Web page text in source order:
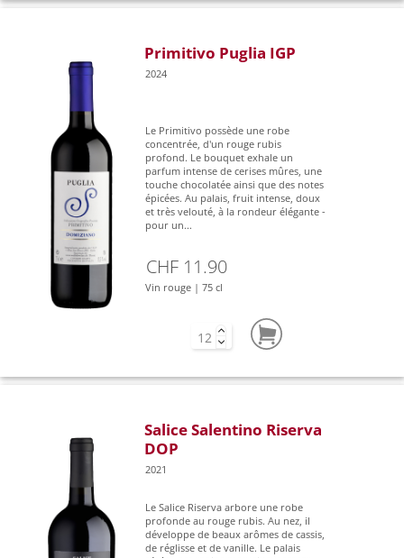
Primitivo Puglia IGP
2024
Le Primitivo possède une robe
concentrée, d'un rouge rubis
profond. Le bouquet exhale un
parfum intense de cerises mûres, une
touche chocolatée ainsi que des notes
épicées. Au palais, fruit intense, doux
et très velouté, à la rondeur élégante -
pour un...
CHF 11.90
Vin rouge | 75 cl
Salice Salentino Riserva
DOP
2021
Le Salice Riserva arbore une robe
profonde au rouge rubis. Au nez, il
développe de beaux arômes de cassis,
de réglisse et de vanille. Le palais